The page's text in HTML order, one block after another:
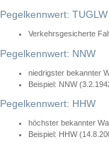
Pegelkennwert: TUGLW
Verkehrsgesicherte
Pegelkennwert: NNW
niedrigster bekannter
Beispiel: NNW
Pegelkennwert: HHW
höchster bekannter
Beispiel: HHW